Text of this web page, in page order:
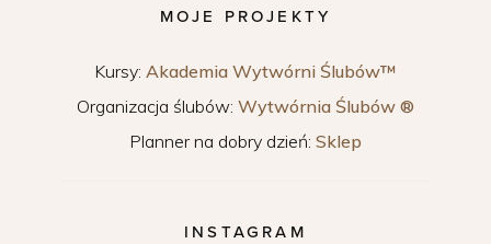
MOJE PROJEKTY
Kursy: Akademia Wytwórni Ślubów™
Organizacja ślubów: Wytwórnia Ślubów ®
Planner na dobry dzień: Sklep
INSTAGRAM